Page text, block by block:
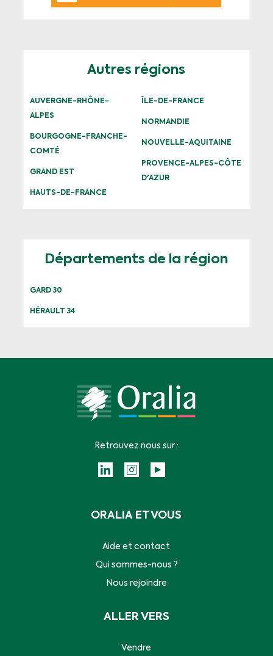
Autres régions
AUVERGNE-RHÔNE-
ALPES
BOURGOGNE-FRANCHE-
COMTÉ
GRAND EST
HAUTS-DE-FRANCE
ÎLE-DE-FRANCE
NORMANDIE
NOUVELLE-AQUITAINE
PROVENCE-ALPES-CÔTE
D'AZUR
Départements de la région
GARD 30
HÉRAULT 34
ORALIA ET VOUS
Aide et contact
Qui sommes-nous ?
Nous rejoindre
ALLER VERS
Vendre
Retrouvez nous sur :